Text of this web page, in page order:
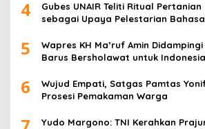
4
Gubes UNAIR Teliti Ritual
sebagai Upaya Pelestarian
5
Wapres KH Ma’ruf Amin
Barus Bersholawat untuk Indonesia
6
Wujud Empati, Satgas Pamtas
Prosesi Pemakaman Warga
Yudo Margono: TNI Kerahkan